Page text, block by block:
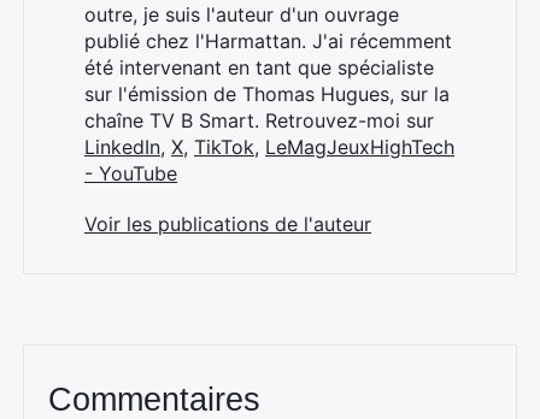
outre, je suis l'auteur d'un ouvrage
publié chez l'Harmattan. J'ai récemment
été intervenant en tant que spécialiste
sur l'émission de Thomas Hugues, sur la
chaîne TV B Smart. Retrouvez-moi sur
LinkedIn, X, TikTok, LeMagJeuxHighTech
- YouTube
Voir les publications de l'auteur
Commentaires
Rechercher